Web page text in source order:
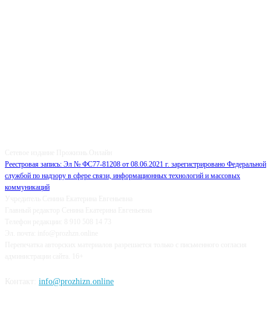
Реестровая запись: Эл № ФС77-81208 от 08.06.2021 г. зарегистрировано Федеральной
службой по надзору в сфере связи, информационных технологий и массовых
коммуникаций
info@prozhizn.online